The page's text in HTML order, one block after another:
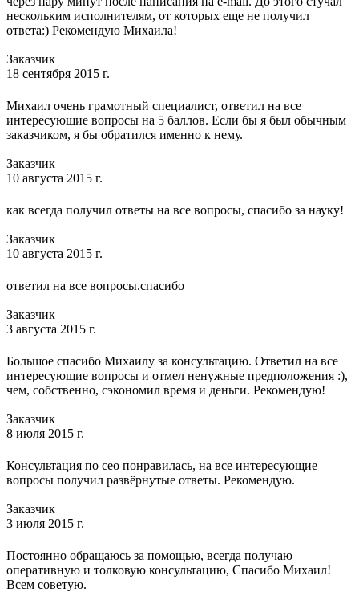
нескольким исполнителям, от которых еще не получил
ответа:) Рекомендую Михаила!
Заказчик
18 сентября 2015 г.
Михаил очень грамотный специалист, ответил на все
интересующие вопросы на 5 баллов. Если бы я был обычным
заказчиком, я бы обратился именно к нему.
Заказчик
10 августа 2015 г.
как всегда получил ответы на все вопросы, спасибо за науку!
Заказчик
10 августа 2015 г.
ответил на все вопросы.спасибо
Заказчик
3 августа 2015 г.
Большое спасибо Михаилу за консультацию. Ответил на все
интересующие вопросы и отмел ненужные предположения :),
чем, собственно, сэкономил время и деньги. Рекомендую!
Заказчик
8 июля 2015 г.
Консультация по сео понравилась, на все интересующие
вопросы получил развёрнутые ответы. Рекомендую.
Заказчик
3 июля 2015 г.
Постоянно обращаюсь за помощью, всегда получаю
оперативную и толковую консультацию, Спасибо Михаил!
Всем советую.